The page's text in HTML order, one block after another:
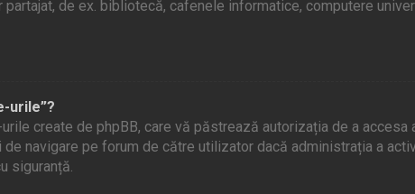
de ex. bibliotecă, cafenele informatice, computere
urile”?
create de phpBB, care vă păstrează autorizația de a
navigare pe forum de către utilizator dacă administrația a
siguranță.